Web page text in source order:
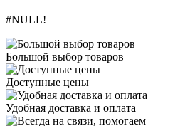
#NULL!
Большой выбор товаров
Доступные цены
Удобная доставка и оплата